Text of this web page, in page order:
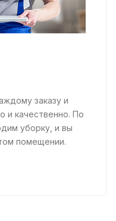
заказу и
и качественно. По
уборку, и вы
помещении.